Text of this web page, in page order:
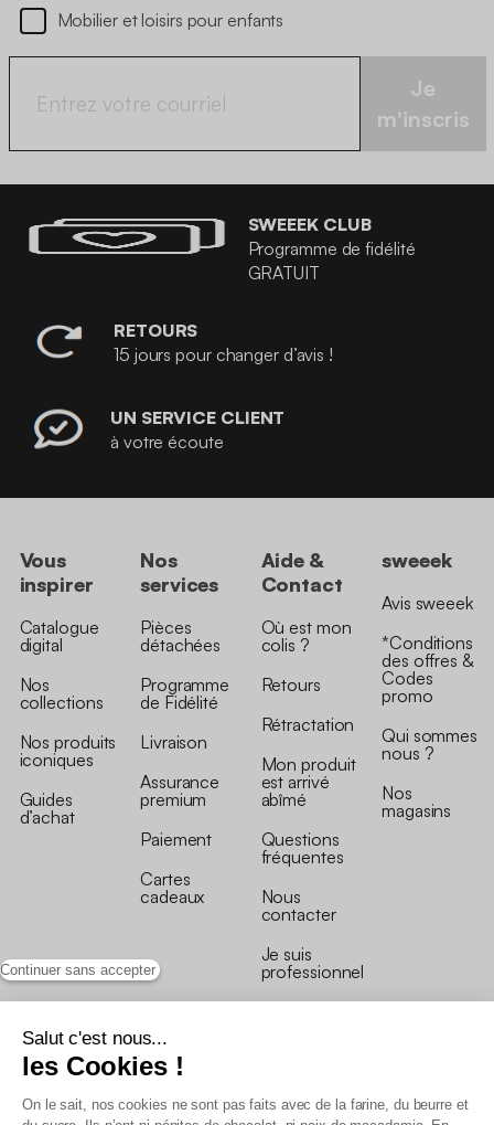
Continuer sans accepter
Salut c'est nous...
les Cookies !
On le sait, nos cookies ne sont pas faits avec de la farine, du beurre et
Mobilier et loisirs pour enfants
Je
m'inscris
SWEEEK CLUB
Programme de fidélité
GRATUIT
RETOURS
15 jours pour changer d’avis !
UN SERVICE CLIENT
à votre écoute
Vous
inspirer
Catalogue
digital
Nos
collections
Nos produits
iconiques
Guides
d’achat
Nos
services
Pièces
détachées
Programme
de Fidélité
Livraison
Assurance
premium
Paiement
Cartes
cadeaux
Aide &
Contact
Où est mon
colis ?
Retours
Rétractation
Mon produit
est arrivé
abîmé
Questions
fréquentes
Nous
contacter
Je suis
professionnel
sweeek
Avis sweeek
*Conditions
des offres &
Codes
promo
Qui sommes
nous ?
Nos
magasins
Conditions générales de vente